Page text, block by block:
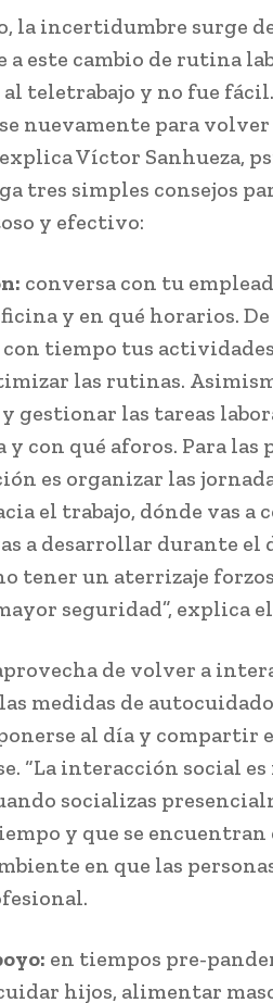
la incertidumbre surge
a este cambio de rutina
teletrabajo y no fue
nuevamente para
Víctor Sanhueza,
tres simples consejos
y efectivo:
conversa con tu
y en qué horarios.
tiempo tus
las rutinas.
gestionar las tareas
y con qué aforos. Para las
es organizar las
el trabajo, dónde vas a
a desarrollar durante el
tener un aterrizaje
seguridad”, explica
de volver a
medidas de
al día y compartir
“La interacción social
socializas
y que se
en que las
en tiempos pre-
hijos, alimentar